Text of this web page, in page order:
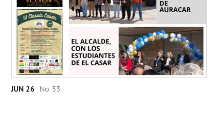
JUN 26 No. 53